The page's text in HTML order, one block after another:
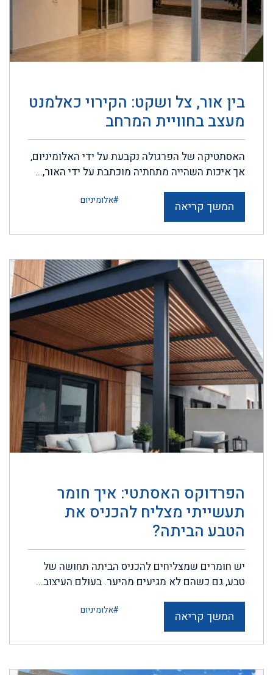
בין אור, צל ושקט: הקירוי כאלמנט
מעצב בחוויית המרחב
האסתטיקה של הפרגולה נקבעת על ידי האלומיניום,
אך איכות השהייה מתחתיה מוכתבת על ידי האור,...
המשך קריאה #אלומיניום
הפרדוקס האסתטי: איך חומר
תעשייתי מצליח להכניס את
הטבע הביתה?
יש חומרים שמצליחים להכניס הביתה תחושה של
טבע, גם כשהם לא מגיעים מהיער. בעולם העיצוב...
המשך קריאה #אלומיניום